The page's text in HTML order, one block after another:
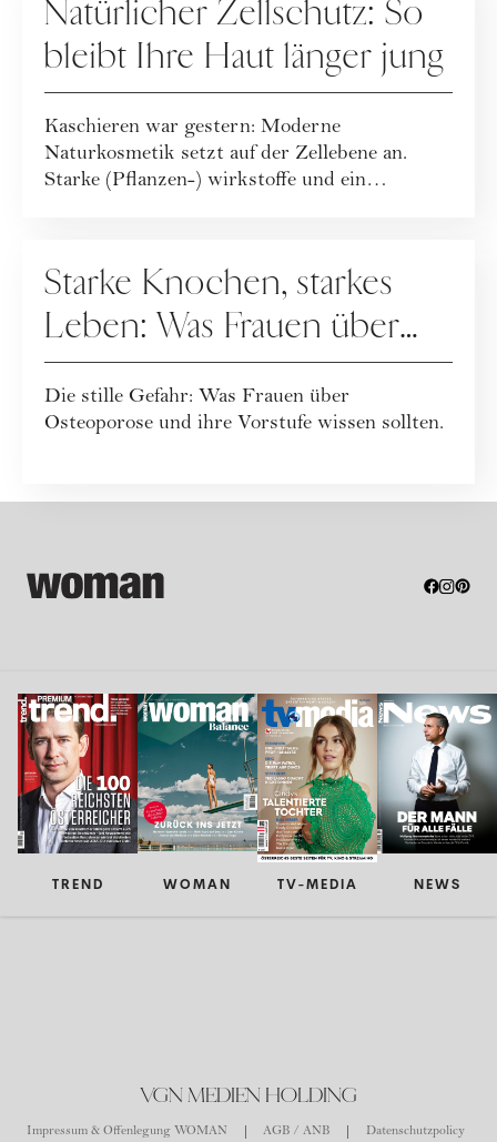
Natürlicher Zellschutz: So
bleibt Ihre Haut länger jung
Kaschieren war gestern: Moderne
Naturkosmetik setzt auf der Zellebene an.
Starke (Pflanzen-) wirkstoffe und ein
Starke Knochen, starkes
Leben: Was Frauen über
Osteoporose wissen
sollten
Die stille Gefahr: Was Frauen über
Osteoporose und ihre Vorstufe wissen sollten.
TREND WOMAN TV-MEDIA NEWS
VGN MEDIEN HOLDING
Impressum & Offenlegung WOMAN AGB / ANB Datenschutzpolicy